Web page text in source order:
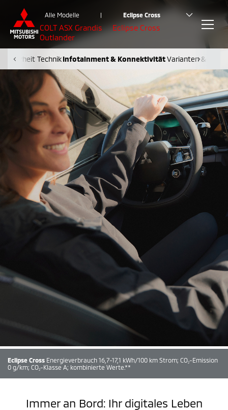
Alle Modelle | Eclipse Cross
COLT ASX Grandis
Eclipse Cross
Outlander
Eclipse Cross Energieverbrauch 16,7-17,1 kWh/100 km Strom; CO2-Emission
0 g/km; CO2-Klasse A; kombinierte Werte.**
Sicherheit TechnikInfotainment & KonnektivitätVarianten & Preise
Immer an Bord: Ihr digitales Leben